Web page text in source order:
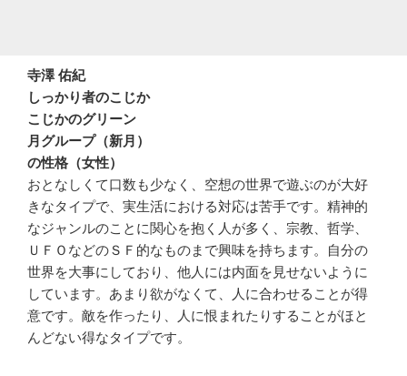
寺澤 佑紀
しっかり者のこじか
こじかのグリーン
月グループ（新月）
の性格（女性）
おとなしくて口数も少なく、空想の世界で遊ぶのが大好
きなタイプで、実生活における対応は苦手です。精神的
なジャンルのことに関心を抱く人が多く、宗教、哲学、
ＵＦＯなどのＳＦ的なものまで興味を持ちます。自分の
世界を大事にしており、他人には内面を見せないように
しています。あまり欲がなくて、人に合わせることが得
意です。敵を作ったり、人に恨まれたりすることがほと
んどない得なタイプです。